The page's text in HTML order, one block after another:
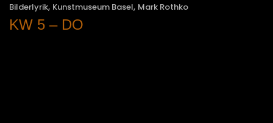
Bilderlyrik, Kunstmuseum Basel, Mark Rothko
KW 5 – DO